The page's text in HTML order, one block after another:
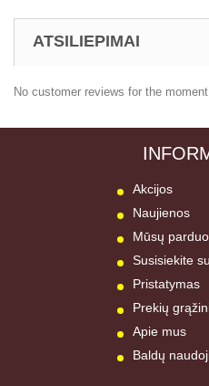
ATSILIEPIMAI
No customer reviews for the moment.
Akcijos
Naujienos
Mūsų
Susisiekite
Pristatymas
Prekių
Apie mus
Baldų